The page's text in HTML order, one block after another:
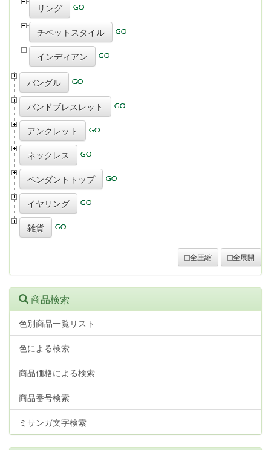
リング
チベットスタイル
インディアン
バングル
バンドブレスレット
アンクレット
ネックレス
ペンダントトップ
イヤリング
雑貨
全圧縮 全展開
商品検索
色別商品一覧リスト
色による検索
商品価格による検索
商品番号検索
ミサンガ文字検索